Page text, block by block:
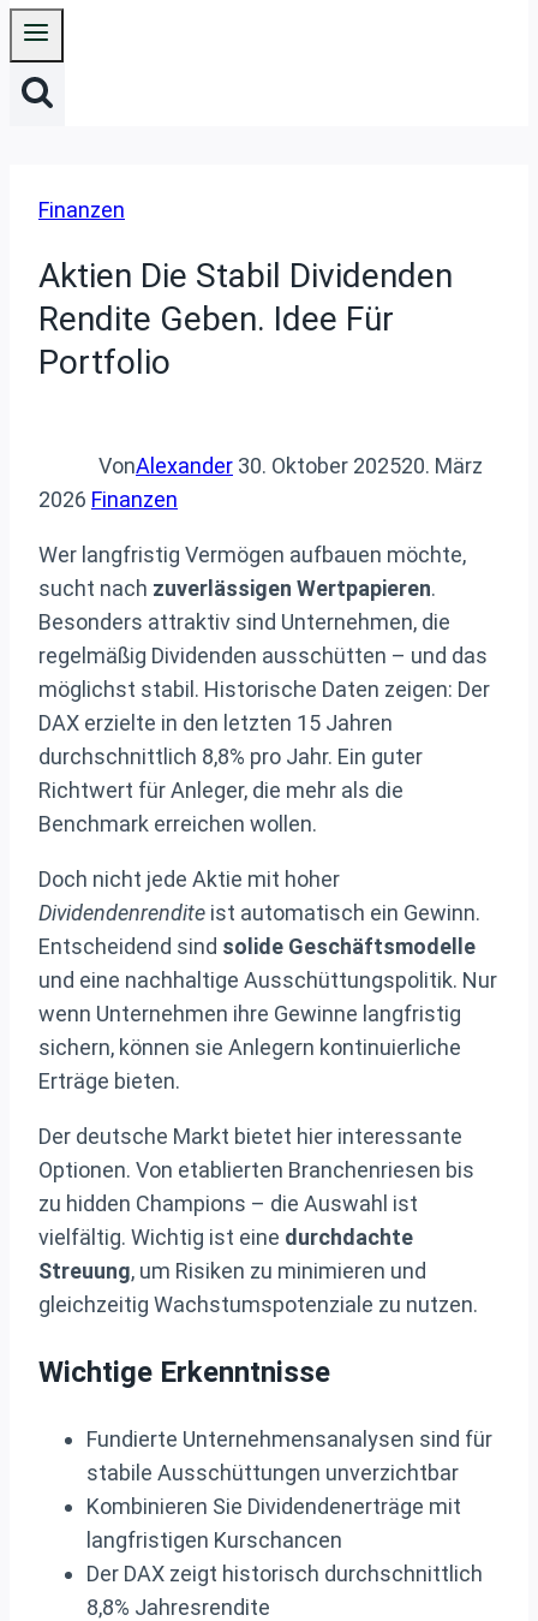
Finanzen
Aktien Die Stabil Dividenden
Rendite Geben. Idee Für
Portfolio
VonAlexander 30. Oktober 202520. März
2026 Finanzen
Wer langfristig Vermögen aufbauen möchte,
sucht nach zuverlässigen Wertpapieren.
Besonders attraktiv sind Unternehmen, die
regelmäßig Dividenden ausschütten – und das
möglichst stabil. Historische Daten zeigen: Der
DAX erzielte in den letzten 15 Jahren
durchschnittlich 8,8% pro Jahr. Ein guter
Richtwert für Anleger, die mehr als die
Benchmark erreichen wollen.
Doch nicht jede Aktie mit hoher
Dividendenrendite ist automatisch ein Gewinn.
Entscheidend sind solide Geschäftsmodelle
und eine nachhaltige Ausschüttungspolitik. Nur
wenn Unternehmen ihre Gewinne langfristig
sichern, können sie Anlegern kontinuierliche
Erträge bieten.
Der deutsche Markt bietet hier interessante
Optionen. Von etablierten Branchenriesen bis
zu hidden Champions – die Auswahl ist
vielfältig. Wichtig ist eine durchdachte
Streuung, um Risiken zu minimieren und
gleichzeitig Wachstumspotenziale zu nutzen.
Wichtige Erkenntnisse
Fundierte Unternehmensanalysen sind für
stabile Ausschüttungen unverzichtbar
Kombinieren Sie Dividendenerträge mit
langfristigen Kurschancen
Der DAX zeigt historisch durchschnittlich
8,8% Jahresrendite